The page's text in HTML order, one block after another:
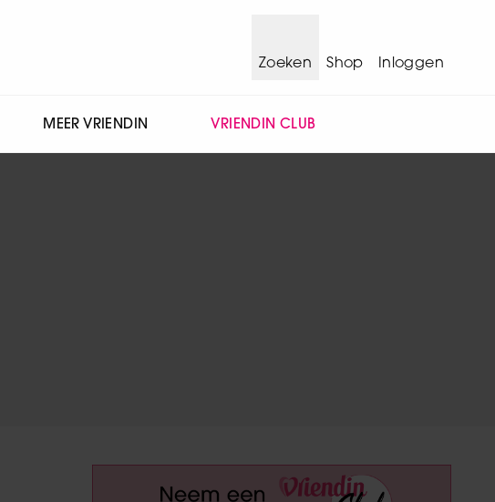
Zoeken
Shop Inloggen
MEER VRIENDIN VRIENDIN CLUB